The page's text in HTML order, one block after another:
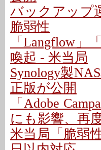
バックアップ
脆弱性
「Langflow」
喚起 - 米当局
Synology製
正版が公開
「Adobe
にも影響、再
米当局「脆弱